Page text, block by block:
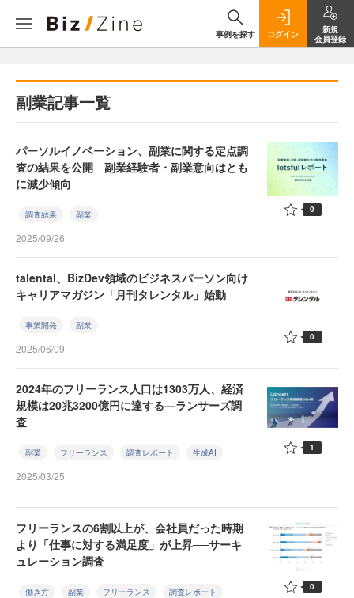
事例を探す ログイン
新規
会員登録
副業記事一覧
パーソルイノベーション、副業に関する定点調
査の結果を公開 副業経験者・副業意向はとも
に減少傾向
調査結果 副業
2025/09/26
0
talental、BizDev領域のビジネスパーソン向け
キャリアマガジン「月刊タレンタル」始動
事業開発 副業
2025/06/09
0
2024年のフリーランス人口は1303万人、経済
規模は20兆3200億円に達する—ランサーズ調
査
副業 フリーランス 調査レポート 生成AI
2025/03/25
1
フリーランスの6割以上が、会社員だった時期
より「仕事に対する満足度」が上昇──サーキ
ュレーション調査
働き方 副業 フリーランス 調査レポート 0